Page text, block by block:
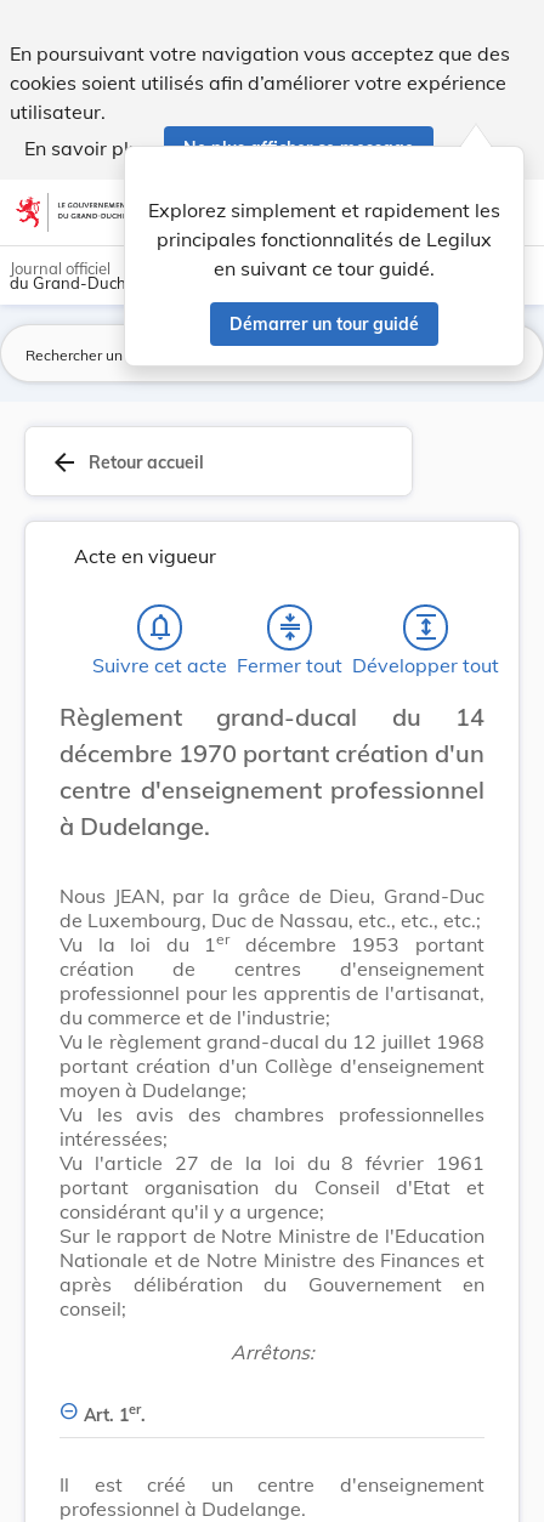
En poursuivant votre navigation vous acceptez que des
cookies soient utilisés afin d’améliorer votre expérience
utilisateur.
En savoir plus
Ne plus afficher ce message
Aller au contenu account_circle help Aide
Explorez simplement et rapidement les
principales fonctionnalités de Legilux
en suivant ce tour guidé.
Démarrer un tour guidé
light_mode dark_mode
Journal officiel
du Grand-Duché de Luxembourg
arrow_back Retour accueil
Acte en vigueur
notifications_none
Suivre cet acte
compress
Fermer tout
expand
Développer tout
Règlement grand-ducal du 14
décembre 1970 portant création d'un
centre d'enseignement professionnel
à Dudelange.
Nous JEAN, par la grâce de Dieu, Grand-Duc
de Luxembourg, Duc de Nassau, etc., etc., etc.;
Vu la loi du 1erdécembre 1953 portant
création de centres d'enseignement
professionnel pour les apprentis de l'artisanat,
du commerce et de l'industrie;
Vu le règlement grand-ducal du 12 juillet 1968
portant création d'un Collège d'enseignement
moyen à Dudelange;
Vu les avis des chambres professionnelles
intéressées;
Vu l'article 27 de la loi du 8 février 1961
portant organisation du Conseil d'Etat et
considérant qu'il y a urgence;
Sur le rapport de Notre Ministre de l'Education
Nationale et de Notre Ministre des Finances et
après délibération du Gouvernement en
conseil;
Arrêtons:
Art. 1er.
Il est créé un centre d'enseignement
professionnel à Dudelange.